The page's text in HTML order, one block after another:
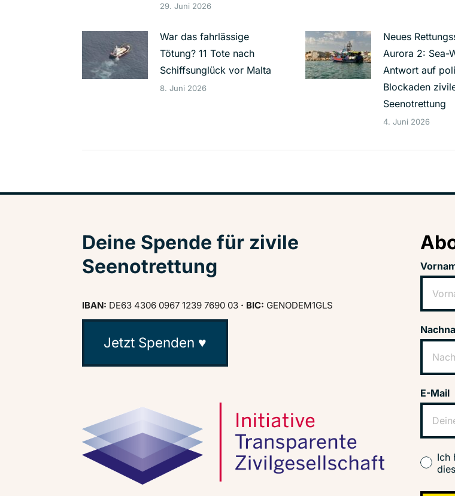
29. Juni 2026
War das fahrlässige
Tötung? 11 Tote nach
Schiffsunglück vor Malta
8. Juni 2026
Neues
Aurora 2: Sea-
Antwort auf
Blockaden
Seenotrettung
4. Juni 2026
Deine Spende für zivile
Seenotrettung
IBAN: DE63 4306 0967 1239 7690 03 · BIC: GENODEM1GLS
Jetzt Spenden ♥
E-Mail
Ich